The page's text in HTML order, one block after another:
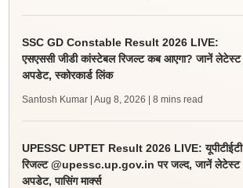
SSC GD Constable Result 2026 LIVE:
एसएससी जीडी कांस्टेबल रिजल्ट कब आएगा? जानें लेटेस्ट
अपडेट, स्कोरकार्ड लिंक
Santosh Kumar | Aug 8, 2026 | 8 mins read
UPESSC UPTET Result 2026 LIVE: यूपीटीईटी
रिजल्ट @upessc.up.gov.in पर जल्द, जानें लेटेस्ट
अपडेट, पासिंग मार्क्स